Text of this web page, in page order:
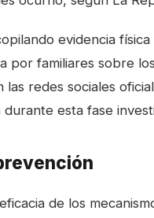
evidencia
por familiares sobre
redes sociales
esta fase
de los